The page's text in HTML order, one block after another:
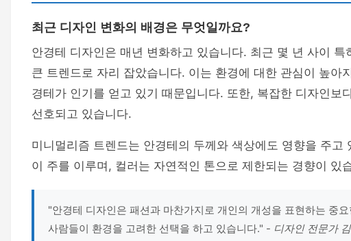
최근 디자인 변화의 배경은 무엇일까요?
안경테 디자인은 매년 변화하고 있습니다. 최근 몇 년 사이 특
큰 트렌드로 자리 잡았습니다. 이는 환경에 대한 관심이 높아
경테가 인기를 얻고 있기 때문입니다. 또한, 복잡한 디자인보
선호되고 있습니다.
미니멀리즘 트렌드는 안경테의 두께와 색상에도 영향을 주고
이 주를 이루며, 컬러는 자연적인 톤으로 제한되는 경향이 있
"안경테 디자인은 패션과 마찬가지로 개인의 개성을 표현하는 중
사람들이 환경을 고려한 선택을 하고 있습니다." - 디자인 전문가